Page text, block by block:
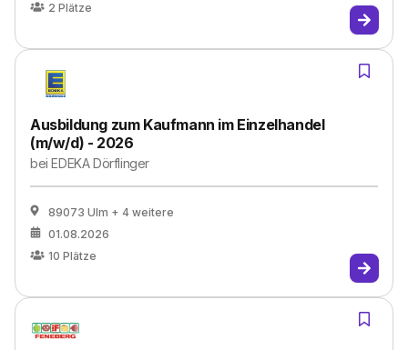
2 Plätze
Ausbildung zum Kaufmann im Einzelhandel
(m/w/d) - 2026
beiEDEKA Dörflinger
89073 Ulm + 4 weitere
01.08.2026
10 Plätze